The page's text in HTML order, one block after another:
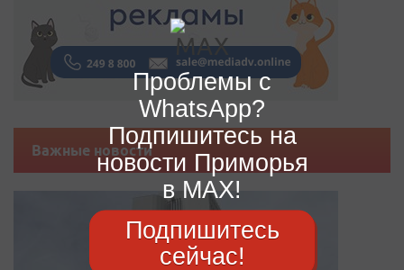
Важные новости
Проблемы с
WhatsApp?
Подпишитесь на
новости Приморья
в MAX!
Подпишитесь
сейчас!